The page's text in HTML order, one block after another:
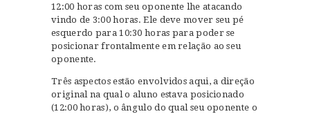
12:00 horas com seu oponente lhe atacando
vindo de 3:00 horas. Ele deve mover seu pé
esquerdo para 10:30 horas para poder se
posicionar frontalmente em relação ao seu
oponente.
Três aspectos estão envolvidos aqui, a direção
original na qual o aluno estava posicionado
(12:00 horas), o ângulo do qual seu oponente o